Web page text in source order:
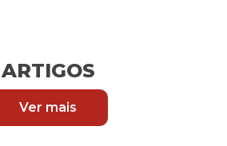
ARTIGOS
Ver mais